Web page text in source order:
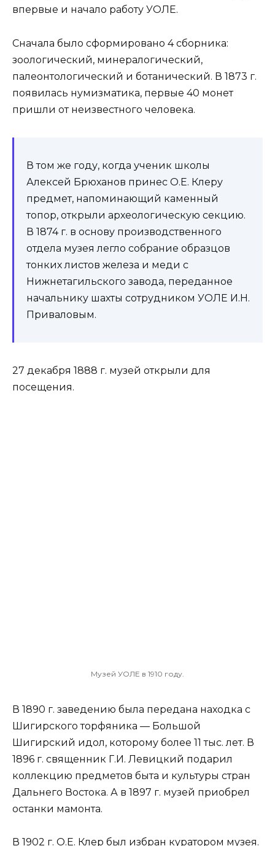
впервые и начало работу УОЛЕ.
Сначала было сформировано 4 сборника:
зоологический, минералогический,
палеонтологический и ботанический. В 1873 г.
появилась нумизматика, первые 40 монет
пришли от неизвестного человека.
В том же году, когда ученик школы
Алексей Брюханов принес О.Е. Клеру
предмет, напоминающий каменный
топор, открыли археологическую секцию.
В 1874 г. в основу производственного
отдела музея легло собрание образцов
тонких листов железа и меди с
Нижнетагильского завода, переданное
начальнику шахты сотрудником УОЛЕ И.Н.
Приваловым.
27 декабря 1888 г. музей открыли для
посещения.
Музей УОЛЕ в 1910 году.
В 1890 г. заведению была передана находка с
Шигирского торфяника — Большой
Шигирский идол, которому более 11 тыс. лет. В
1896 г. священник Г.И. Левицкий подарил
коллекцию предметов быта и культуры стран
Дальнего Востока. А в 1897 г. музей приобрел
останки мамонта.
В 1902 г. О.Е. Клер был избран куратором музея.